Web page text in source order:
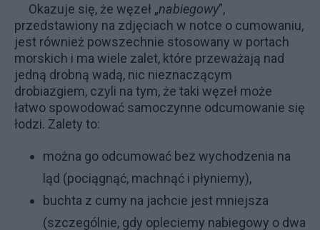
Okazuje się, że węzeł „nabiegowy”,
przedstawiony na zdjęciach w notce o cumowaniu,
jest również powszechnie stosowany w portach
morskich i ma wiele zalet, które przeważają nad
jedną drobną wadą, nic nieznaczącym
drobiazgiem, czyli na tym, że taki węzeł może
łatwo spowodować samoczynne odcumowanie się
łodzi. Zalety to:
można go odcumować bez wychodzenia na
ląd (pociągnąć, machnąć i płyniemy),
buchta z cumy na jachcie jest mniejsza
(szczególnie, gdy opleciemy nabiegowy o dwa